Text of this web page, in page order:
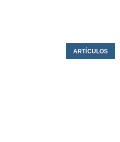
ARTÍCULOS